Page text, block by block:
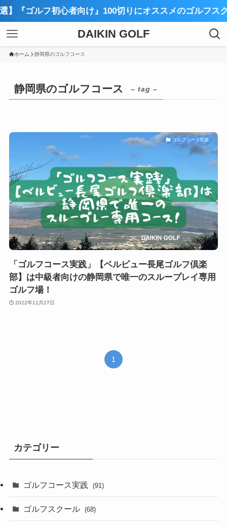
『ゴルフ初心者向け』100切りにオススメのゴルフスク
DAIKIN GOLF
ホーム 静岡県のゴルフコース
静岡県のゴルフコース – tag –
ゴルフコース実践
「ゴルフコース実践」【ベルビュー長尾ゴルフ倶楽
部】は中級者向けの静岡県で唯一のスループレイ専用
ゴルフ場！
2022年11月27日
1
カテゴリー
ゴルフコース実践 (91)
ゴルフスクール (68)